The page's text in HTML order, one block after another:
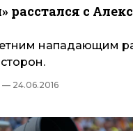
расстался с
нападающим
— 24.06.2016